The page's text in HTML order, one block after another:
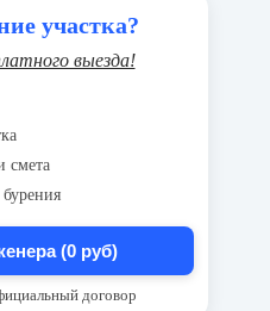
участка?
выезда!
смета
(0 руб)
договор